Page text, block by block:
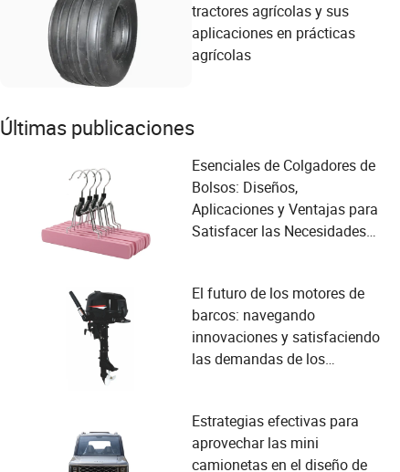
tractores agrícolas y sus
aplicaciones en prácticas
agrícolas
Últimas publicaciones
Esenciales de Colgadores de
Bolsos: Diseños,
Aplicaciones y Ventajas para
Satisfacer las Necesidades
El futuro de los motores de
barcos: navegando
innovaciones y satisfaciendo
las demandas de los
Estrategias efectivas para
aprovechar las mini
camionetas en el diseño de